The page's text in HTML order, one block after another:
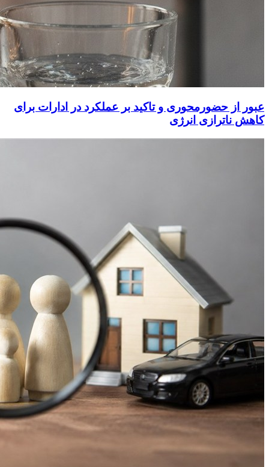
عبور از حضورمحوری و تاکید بر عملکرد در ادارات برای
کاهش ناترازی انرژی